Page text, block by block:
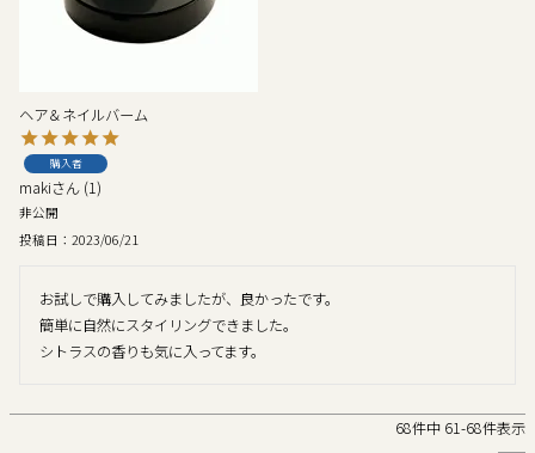
ヘア＆ネイルバーム
購入者
maki 1
非公開
投稿日
2023/06/21
お試しで購入してみましたが、良かったです。
簡単に自然にスタイリングできました。
シトラスの香りも気に入ってます。
68件中 61-68件表示